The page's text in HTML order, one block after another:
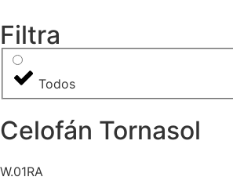
Filtra
Todos
Celofán Tornasol
W.01RA